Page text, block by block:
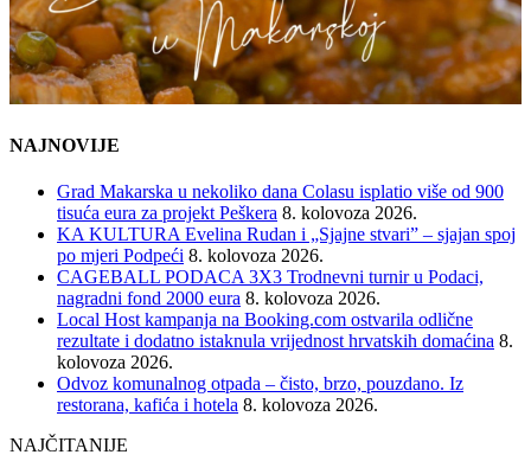
NAJNOVIJE
Grad Makarska u nekoliko dana Colasu isplatio više od 900
tisuća eura za projekt Peškera 8. kolovoza 2026.
KA KULTURA Evelina Rudan i „Sjajne stvari” – sjajan spoj
po mjeri Podpeći 8. kolovoza 2026.
CAGEBALL PODACA 3X3 Trodnevni turnir u Podaci,
nagradni fond 2000 eura 8. kolovoza 2026.
Local Host kampanja na Booking.com ostvarila odlične
rezultate i dodatno istaknula vrijednost hrvatskih domaćina 8.
kolovoza 2026.
Odvoz komunalnog otpada – čisto, brzo, pouzdano. Iz
restorana, kafića i hotela 8. kolovoza 2026.
NAJČITANIJE